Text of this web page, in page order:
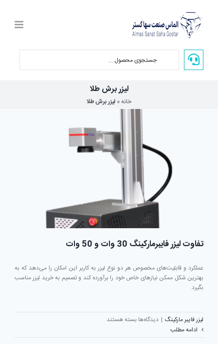
content
لیزر برش طلا
خانه» لیزر برش طلا
تفاوت لیزر فایبرمارکینگ 30 وات و 50 وات
عملکرد و قابلیت‌های مخصوص هر دو نوع لیزر به کاربر این امکان را می‌دهد که به
بهترین شکل ممکن نیازهای خاص خود را برآورده کند و تصمیم به خرید لیزر مناسب
بگیرد.
لیزر فایبر مارکینگ | دیدگاه‌ها برای
لیزر
بسته هستند
ادامه مطلب